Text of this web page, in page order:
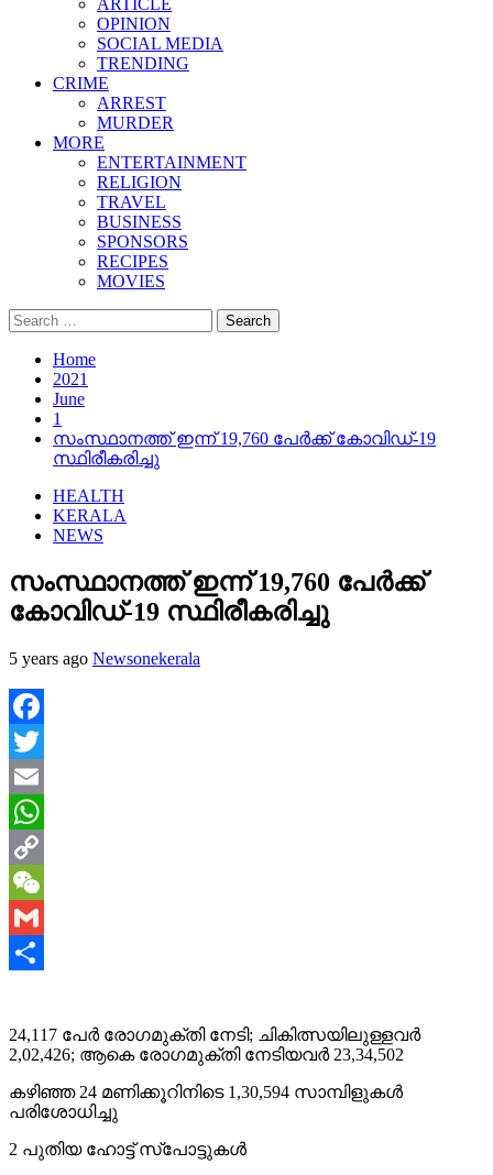
OPINION
SOCIAL MEDIA
TRENDING
CRIME
ARREST
MURDER
MORE
ENTERTAINMENT
RELIGION
TRAVEL
BUSINESS
SPONSORS
RECIPES
MOVIES
Search
for:
Home
2021
June
1
സംസ്ഥാനത്ത് ഇന്ന് 19,760 പേര്‍ക്ക് കോവിഡ്-19
സ്ഥിരീകരിച്ചു
HEALTH
KERALA
NEWS
സംസ്ഥാനത്ത് ഇന്ന് 19,760 പേര്‍ക്ക്
കോവിഡ്-19 സ്ഥിരീകരിച്ചു
5 years ago Newsonekerala
Facebook
Twitter
Email
WhatsApp
Copy
Link
WeChat
Gmail
24,117 പേര്‍ രോഗമുക്തി നേടി; ചികിത്സയിലുള്ളവര്‍
2,02,426; ആകെ രോഗമുക്തി നേടിയവര്‍ 23,34,502
കഴിഞ്ഞ 24 മണിക്കൂറിനിടെ 1,30,594 സാമ്പിളുകള്‍
പരിശോധിച്ചു
2 പുതിയ ഹോട്ട് സ്‌പോട്ടുകള്‍